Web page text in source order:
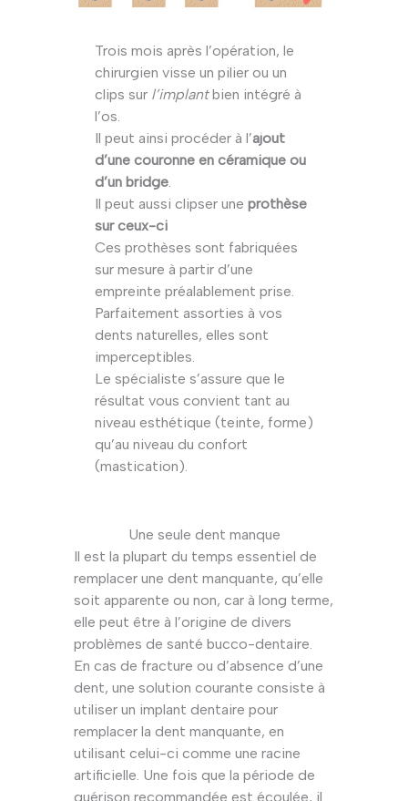
Trois mois après l’opération, le
chirurgien visse un pilier ou un
clips sur l’implantbien intégré à
l’os.
Il peut ainsi procéder à l’ajout
d’une couronne en céramique ou
d’un bridge.
Il peut aussi clipser une prothèse
sur ceux-ci
Ces prothèses sont fabriquées
sur mesure à partir d’une
empreinte préalablement prise.
Parfaitement assorties à vos
dents naturelles, elles sont
imperceptibles.
Le spécialiste s’assure que le
résultat vous convient tant au
niveau esthétique (teinte, forme)
qu’au niveau du confort
(mastication).
Une seule dent manque
Il est la plupart du temps essentiel de
remplacer une dent manquante, qu’elle
soit apparente ou non, car à long terme,
elle peut être à l’origine de divers
problèmes de santé bucco-dentaire.
En cas de fracture ou d’absence d’une
dent, une solution courante consiste à
utiliser un implant dentaire pour
remplacer la dent manquante, en
utilisant celui-ci comme une racine
artificielle. Une fois que la période de
guérison recommandée est écoulée, il